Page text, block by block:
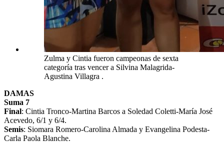
Zulma y Cintia fueron campeonas de sexta
categoría tras vencer a Silvina Malagrida-
Agustina Villagra .
DAMAS
Suma 7
Final: Cintia Tronco-Martina Barcos a Soledad Coletti-María José
Acevedo, 6/1 y 6/4.
Semis: Siomara Romero-Carolina Almada y Evangelina Podesta-
Carla Paola Blanche.